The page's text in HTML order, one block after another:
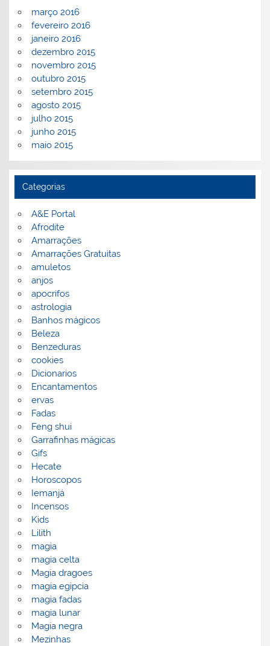
março 2016
fevereiro 2016
janeiro 2016
dezembro 2015
novembro 2015
outubro 2015
setembro 2015
agosto 2015
julho 2015
junho 2015
maio 2015
Categorias
A&E Portal
Afrodite
Amarrações
Amarrações Gratuitas
amuletos
anjos
apocrifos
astrologia
Banhos mágicos
Beleza
Benzeduras
cookies
Dicionarios
Encantamentos
ervas
Fadas
Feng shui
Garrafinhas mágicas
Gifs
Hecate
Horoscopos
Iemanjá
Incensos
Kids
Lilith
magia
magia celta
Magia dragoes
magia egipcia
magia fadas
magia lunar
Magia negra
Mezinhas